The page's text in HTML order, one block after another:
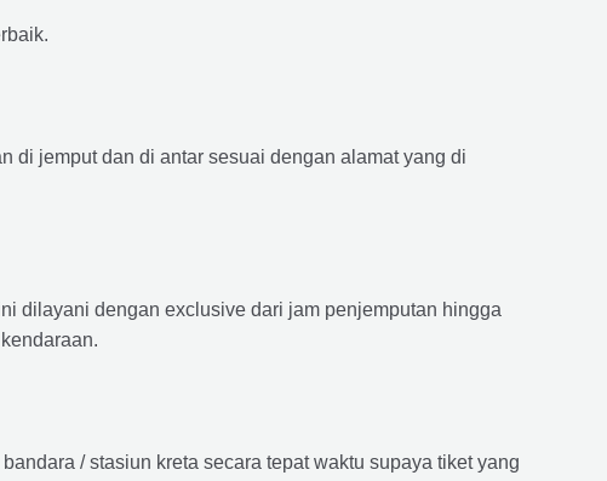
di jemput dan di antar sesuai dengan alamat yang di
dilayani dengan exclusive dari jam penjemputan hingga
/ stasiun kreta secara tepat waktu supaya tiket yang